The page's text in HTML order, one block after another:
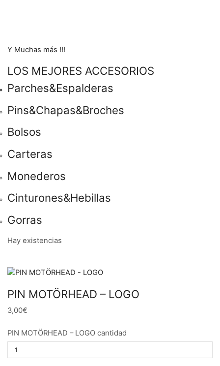
Y Muchas más !!!
LOS MEJORES ACCESORIOS
Parches&Espalderas
Pins&Chapas&Broches
Bolsos
Carteras
Monederos
Cinturones&Hebillas
Gorras
Hay existencias
PIN MOTÖRHEAD – LOGO
3,00€
PIN MOTÖRHEAD – LOGO cantidad